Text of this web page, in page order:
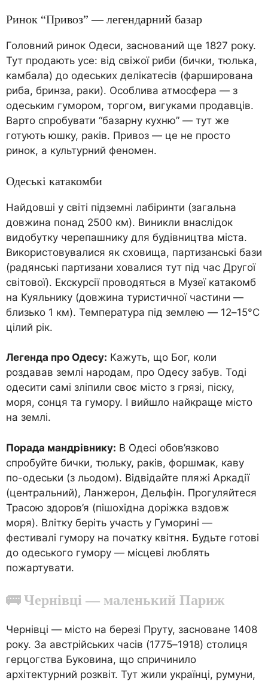
Ринок “Привоз” — легендарний базар
Головний ринок Одеси, заснований ще 1827 року.
Тут продають усе: від свіжої риби (бички, тюлька,
камбала) до одеських делікатесів (фарширована
риба, бринза, раки). Особлива атмосфера — з
одеським гумором, торгом, вигуками продавців.
Варто спробувати “базарну кухню” — тут же
готують юшку, раків. Привоз — це не просто
ринок, а культурний феномен.
Одеські катакомби
Найдовші у світі підземні лабіринти (загальна
довжина понад 2500 км). Виникли внаслідок
видобутку черепашнику для будівництва міста.
Використовувалися як сховища, партизанські бази
(радянські партизани ховалися тут під час Другої
світової). Екскурсії проводяться в Музеї катакомб
на Куяльнику (довжина туристичної частини —
близько 1 км). Температура під землею — 12–15°C
цілий рік.
Легенда про Одесу: Кажуть, що Бог, коли
роздавав землі народам, про Одесу забув. Тоді
одесити самі зліпили своє місто з грязі, піску,
моря, сонця та гумору. І вийшло найкраще місто
на землі.
Порада мандрівнику: В Одесі обов’язково
спробуйте бички, тюльку, раків, форшмак, каву
по-одеськи (з льодом). Відвідайте пляжі Аркадії
(центральний), Ланжерон, Дельфін. Прогуляйтеся
Трасою здоров’я (пішохідна доріжка вздовж
моря). Влітку беріть участь у Гуморині —
фестивалі гумору на початку квітня. Будьте готові
до одеського гумору — місцеві люблять
пожартувати.
🚌 Чернівці — маленький Париж
Чернівці — місто на березі Пруту, засноване 1408
року. За австрійських часів (1775–1918) столиця
герцогства Буковина, що спричинило
архітектурний розквіт. Тут жили українці, румуни,